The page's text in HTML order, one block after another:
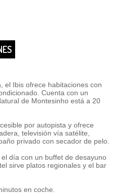
el Ibis ofrece habitaciones con
Cuenta con un
de Montesinho está a 20
por autopista y ofrece
televisión vía satélite,
privado con secador de pelo.
día con un buffet de desayuno
sirve platos regionales y el bar
en coche.